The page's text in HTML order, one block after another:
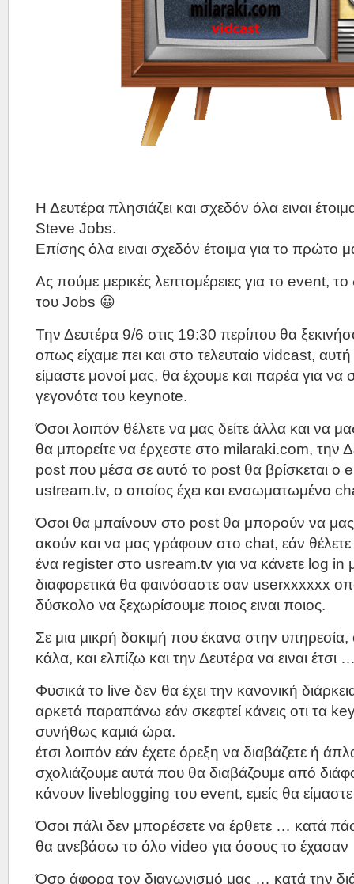
Η Δευτέρα πλησιάζει και σχεδόν όλα ειναι
Steve Jobs.
Επίσης όλα ειναι σχεδόν έτοιμα για το πρώτο
Ας πούμε μερικές λεπτομέρειες για το event,
του Jobs 😀
Την Δευτέρα 9/6 στις 19:30 περίπου θα
οπως είχαμε πει και στο τελευταίο vidcast,
είμαστε μονοί μας, θα έχουμε και παρέα για να
γεγονότα του keynote.
Όσοι λοιπόν θέλετε να μας δείτε άλλα και να
θα μπορείτε να έρχεστε στο milaraki.com, την
post που μέσα σε αυτό το post θα βρίσκεται ο
ustream.tv, ο οποίος έχει και ενσωματωμένο
Όσοι θα μπαίνουν στο post θα μπορούν να
ακούν και να μας γράφουν στο chat, εάν θέλετε
ένα register στο usream.tv για να κάνετε log in
διαφορετικά θα φαινόσαστε σαν userxxxxxx
δύσκολο να ξεχωρίσουμε ποιος ειναι ποιος.
Σε μια μικρή δοκιμή που έκανα στην υπηρεσία,
κάλα, και ελπίζω και την Δευτέρα να ειναι έτσι
Φυσικά το live δεν θα έχει την κανονική
αρκετά παραπάνω εάν σκεφτεί κάνεις οτι τα
συνήθως καμιά ώρα.
έτσι λοιπόν εάν έχετε όρεξη να διαβάζετε ή
σχολιάζουμε αυτά που θα διαβάζουμε από
κάνουν liveblogging του event, εμείς θα
Όσοι πάλι δεν μπορέσετε να έρθετε … κατά
θα ανεβάσω το όλο video για όσους το
Όσο άφορα τον διαγωνισμό μας … κατά την